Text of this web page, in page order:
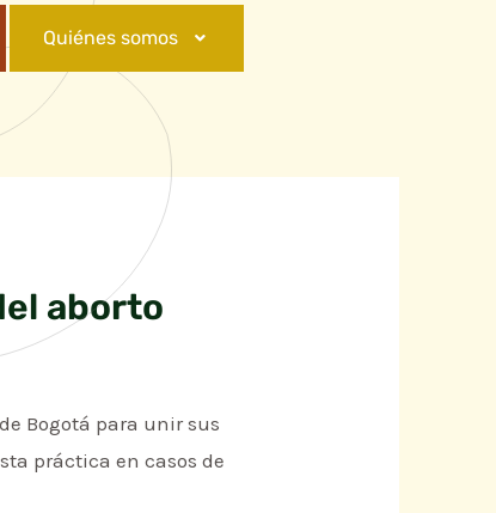
Quiénes somos
aborto
Bogotá para unir sus
práctica en casos de